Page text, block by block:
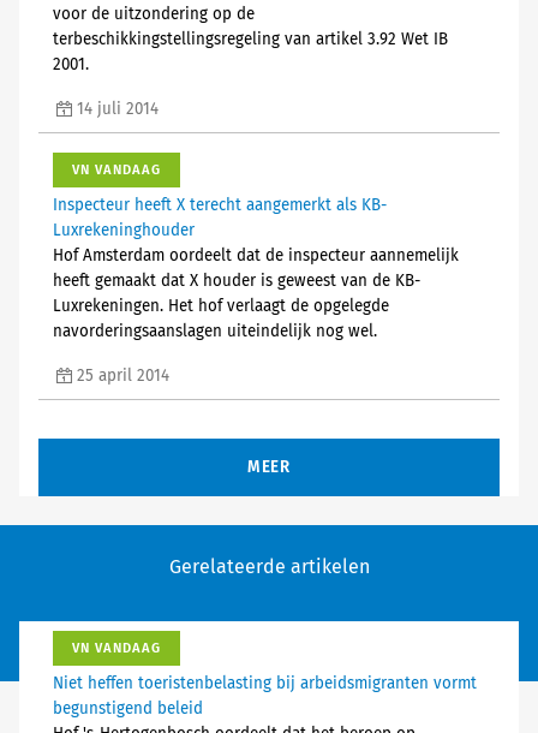
voor de uitzondering op de
terbeschikkingstellingsregeling van artikel 3.92 Wet IB
2001.
14 juli 2014
VN VANDAAG
Inspecteur heeft X terecht aangemerkt als KB-
Luxrekeninghouder
Hof Amsterdam oordeelt dat de inspecteur aannemelijk
heeft gemaakt dat X houder is geweest van de KB-
Luxrekeningen. Het hof verlaagt de opgelegde
navorderingsaanslagen uiteindelijk nog wel.
25 april 2014
MEER
Gerelateerde artikelen
VN VANDAAG
Niet heffen toeristenbelasting bij arbeidsmigranten vormt
begunstigend beleid